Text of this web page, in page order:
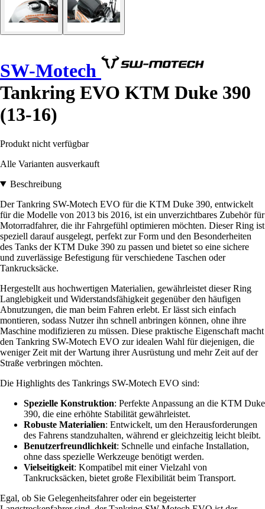
SW-Motech
Tankring EVO KTM Duke 390
(13-16)
Produkt nicht verfügbar
Alle Varianten ausverkauft
Beschreibung
Der Tankring SW-Motech EVO für die KTM Duke 390, entwickelt
für die Modelle von 2013 bis 2016, ist ein unverzichtbares Zubehör für
Motorradfahrer, die ihr Fahrgefühl optimieren möchten. Dieser Ring ist
speziell darauf ausgelegt, perfekt zur Form und den Besonderheiten
des Tanks der KTM Duke 390 zu passen und bietet so eine sichere
und zuverlässige Befestigung für verschiedene Taschen oder
Tankrucksäcke.
Hergestellt aus hochwertigen Materialien, gewährleistet dieser Ring
Langlebigkeit und Widerstandsfähigkeit gegenüber den häufigen
Abnutzungen, die man beim Fahren erlebt. Er lässt sich einfach
montieren, sodass Nutzer ihn schnell anbringen können, ohne ihre
Maschine modifizieren zu müssen. Diese praktische Eigenschaft macht
den Tankring SW-Motech EVO zur idealen Wahl für diejenigen, die
weniger Zeit mit der Wartung ihrer Ausrüstung und mehr Zeit auf der
Straße verbringen möchten.
Die Highlights des Tankrings SW-Motech EVO sind:
Spezielle Konstruktion: Perfekte Anpassung an die KTM Duke
390, die eine erhöhte Stabilität gewährleistet.
Robuste Materialien: Entwickelt, um den Herausforderungen
des Fahrens standzuhalten, während er gleichzeitig leicht bleibt.
Benutzerfreundlichkeit: Schnelle und einfache Installation,
ohne dass spezielle Werkzeuge benötigt werden.
Vielseitigkeit: Kompatibel mit einer Vielzahl von
Tankrucksäcken, bietet große Flexibilität beim Transport.
Egal, ob Sie Gelegenheitsfahrer oder ein begeisterter